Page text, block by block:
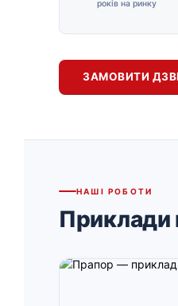
років на ринку
ЗАМОВИТИ
НАШІ РОБОТИ
Приклади